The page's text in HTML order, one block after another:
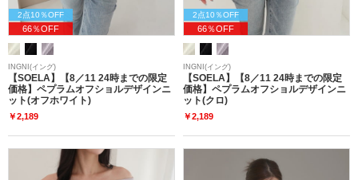
2点10％OFF
66％OFF
INGNI(イング)
【SOELA】【8／11 24時までの限定
価格】ペプラムオフショルデザインニ
ット(オフホワイト)
￥2,189
2点10％OFF
66％OFF
INGNI(イング)
【SOELA】【8／11 24時までの限定
価格】ペプラムオフショルデザインニ
ット(クロ)
￥2,189